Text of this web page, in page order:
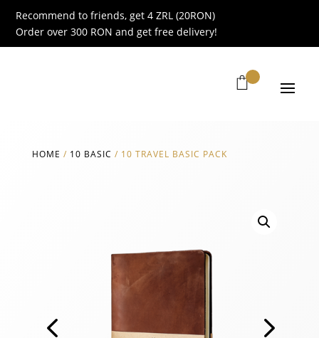
Recommend to friends, get 4 ZRL (20RON)
Order over 300 RON and get free delivery!
HOME / 10 BASIC / 10 TRAVEL BASIC PACK